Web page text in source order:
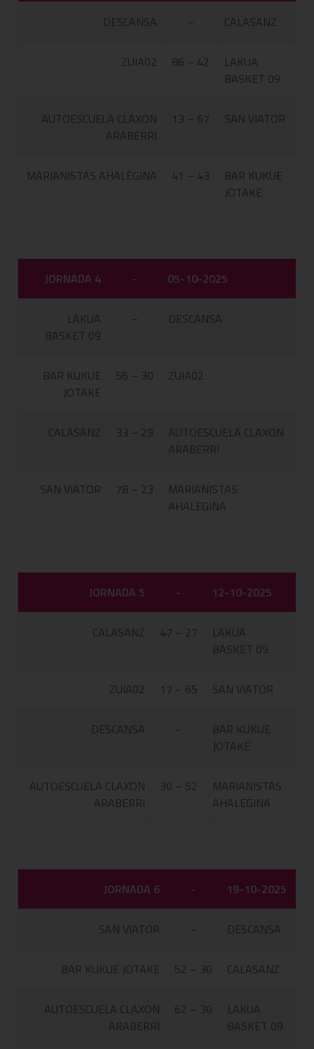
DESCANSA – CALASANZ
ZUIA02 86 – 42
LAKUA
BASKET 09
AUTOESCUELA CLAXON
ARABERRI
13 – 67 SAN VIATOR
MARIANISTAS AHALEGINA 41 – 43
BAR KUKUE
JOTAKE
JORNADA 4 - 05-10-2025
LAKUA
BASKET 09
– DESCANSA
BAR KUKUE
JOTAKE
56 – 30 ZUIA02
CALASANZ 33 – 29
AUTOESCUELA CLAXON
ARABERRI
SAN VIATOR 78 – 23
MARIANISTAS
AHALEGINA
JORNADA 5 - 12-10-2025
CALASANZ 47 – 27
LAKUA
BASKET 09
ZUIA02 17 – 65 SAN VIATOR
DESCANSA –
BAR KUKUE
JOTAKE
AUTOESCUELA CLAXON
ARABERRI
30 – 52
MARIANISTAS
AHALEGINA
JORNADA 6 - 19-10-2025
SAN VIATOR – DESCANSA
BAR KUKUE JOTAKE 52 – 30 CALASANZ
AUTOESCUELA CLAXON
ARABERRI
62 – 30
LAKUA
BASKET 09